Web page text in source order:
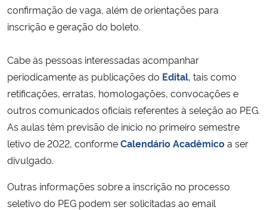
confirmação de vaga, além de orientações para
inscrição e geração do boleto.
Cabe às pessoas interessadas acompanhar
periodicamente as publicações do Edital, tais como
retificações, erratas, homologações, convocações e
outros comunicados oficiais referentes à seleção ao PEG.
As aulas têm previsão de início no primeiro semestre
letivo de 2022, conformeCalendário Acadêmicoa ser
divulgado.
Outras informações sobre a inscrição no processo
seletivo do PEG podem ser solicitadas ao email